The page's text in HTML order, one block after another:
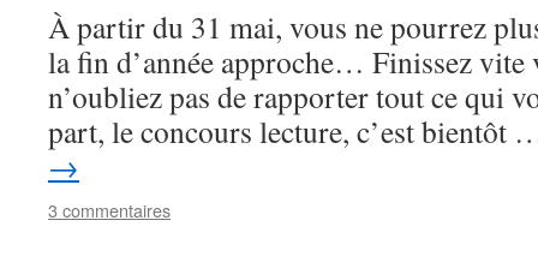
À partir du 31 mai, vous ne pourrez
la fin d’année approche… Finissez vite
n’oubliez pas de rapporter tout ce qui
part, le concours lecture, c’est bientôt
→
3 commentaires